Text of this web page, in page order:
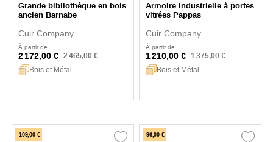
Grande bibliothèque en bois
ancien Barnabe
Cuir Company
À partir de
2 172,00 € 2 465,00 €
Bois et Métal
Armoire industrielle à portes
vitrées Pappas
Cuir Company
À partir de
1 210,00 € 1 375,00 €
Bois et Métal
-109,00 € -96,00 €